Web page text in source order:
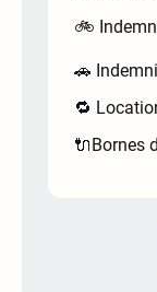
🚲
🚗
🔁
🔌Bornes